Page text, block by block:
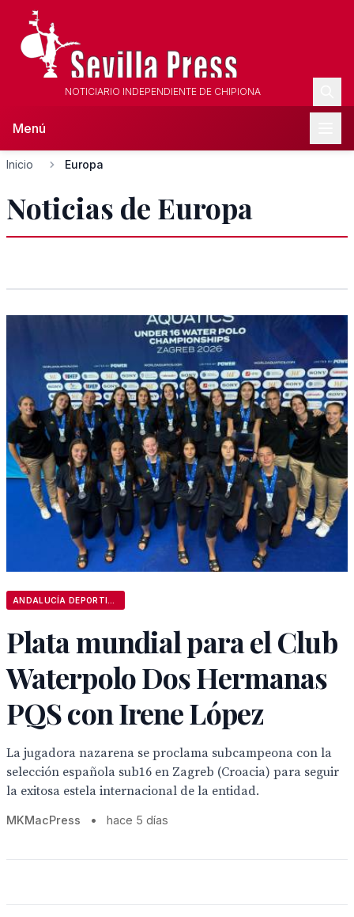
NOTICIARIO INDEPENDIENTE DE CHIPIONA
Menú
Inicio Europa
Noticias de Europa
Plata mundial para el Club
Waterpolo Dos Hermanas
PQS con Irene López
La jugadora nazarena se proclama subcampeona con la
selección española sub16 en Zagreb (Croacia) para seguir
la exitosa estela internacional de la entidad.
MKMacPress • hace 5 días